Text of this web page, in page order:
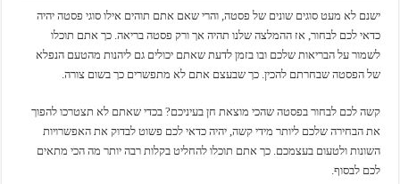
ישנם לא מעט סוגים שונים של פסטה, והרי שאם אתם תוהים אילו סוגי פסטה יהיה
כדאי לכם לבחור, אז ההמלצה שלנו תהיה אך ורק פסטה בריאה. כך אתם תוכלו
לשמור על הבריאות שלכם ובו בזמן לדעת שאתם יכולים גם ליהנות מהטעם הנפלא
של הפסטה שבחרתם להכין. כך שבעצם אתם לא מתפשרים כך בשום צורה.
קשה לכם לבחור בפסטה שהכי מוצאת חן בעיניכם? בכדי שאתם לא תצטרכו להפוך
את הבחירה שלכם ליותר מידי קשה, יהיה כדאי לכם פשוט לבדוק את האפשרויות
השונות ולטעום בעצמכם. כך אתם תוכלו להחליט בקלות רבה יותר מה הכי מתאים
לכם לבסוף.